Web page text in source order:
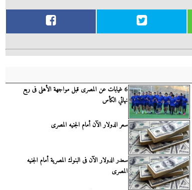
6 غيابات عن المصرى قبل مواجهة الأهلى فى ربع
نهائي الكأس
سعر الدولار الآن أمام الجنيه المصرى
سعدر الدولار الآن فى البنوك المصرية أمام الجنيه
المصرى